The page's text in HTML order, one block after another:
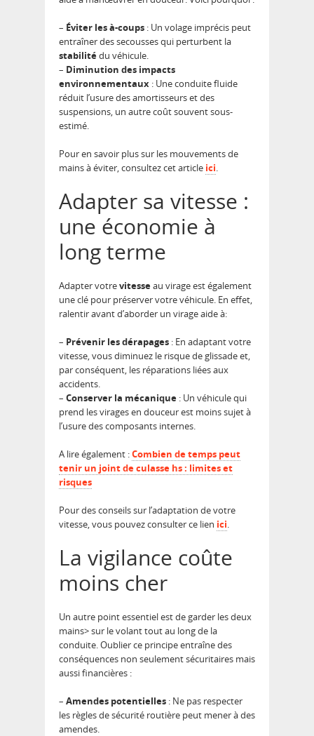
– Éviter les à-coups : Un volage imprécis peut
entraîner des secousses qui perturbent la
stabilitédu véhicule.
– Diminution des impacts
environnementaux : Une conduite fluide
réduit l’usure des amortisseurs et des
suspensions, un autre coût souvent sous-
estimé.
Pour en savoir plus sur les mouvements de
mains à éviter, consultez cet article ici.
Adapter sa vitesse :
une économie à
long terme
Adapter votrevitesseau virage est également
une clé pour préserver votre véhicule. En effet,
ralentir avant d’aborder un virage aide à:
– Prévenir les dérapages : En adaptant votre
vitesse, vous diminuez le risque de glissade et,
par conséquent, les réparations liées aux
accidents.
– Conserver la mécanique : Un véhicule qui
prend les virages en douceur est moins sujet à
l’usure des composants internes.
A lire également :Combien de temps peut
tenir un joint de culasse hs : limites et
risques
Pour des conseils sur l’adaptation de votre
vitesse, vous pouvez consulter ce lien ici.
La vigilance coûte
moins cher
Un autre point essentiel est de garder les deux
mains> sur le volant tout au long de la
conduite. Oublier ce principe entraîne des
conséquences non seulement sécuritaires mais
aussi financières :
– Amendes potentielles : Ne pas respecter
les règles de sécurité routière peut mener à des
amendes.